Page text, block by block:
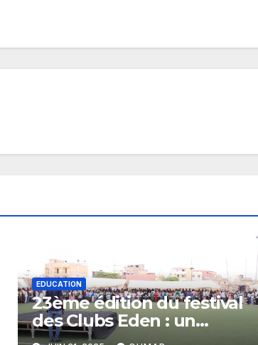
EDUCATION
23ème édition du festival
des Clubs Eden : un
plaidoyer pour un budget